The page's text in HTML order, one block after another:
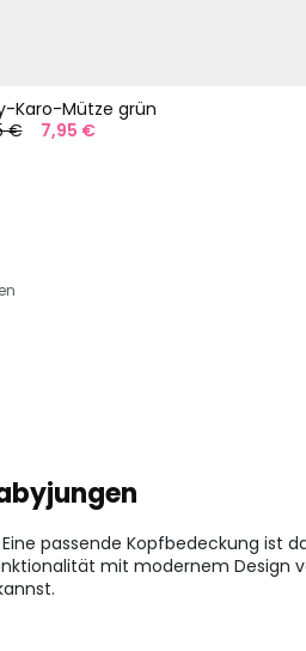
Karo-Mütze grün
€
7,95 €
passende Kopfbedeckung ist
mit modernem Design